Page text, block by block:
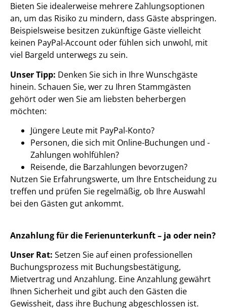
Bieten Sie idealerweise mehrere Zahlungsoptionen
an, um das Risiko zu mindern, dass Gäste abspringen.
Beispielsweise besitzen zukünftige Gäste vielleicht
keinen PayPal-Account oder fühlen sich unwohl, mit
viel Bargeld unterwegs zu sein.
Unser Tipp: Denken Sie sich in Ihre Wunschgäste
hinein. Schauen Sie, wer zu Ihren Stammgästen
gehört oder wen Sie am liebsten beherbergen
möchten:
Jüngere Leute mit PayPal-Konto?
Personen, die sich mit Online-Buchungen und -
Zahlungen wohlfühlen?
Reisende, die Barzahlungen bevorzugen?
Nutzen Sie Erfahrungswerte, um Ihre Entscheidung zu
treffen und prüfen Sie regelmäßig, ob Ihre Auswahl
bei den Gästen gut ankommt.
Anzahlung für die Ferienunterkunft – ja oder nein?
Unser Rat: Setzen Sie auf einen professionellen
Buchungsprozess mit Buchungsbestätigung,
Mietvertrag und Anzahlung. Eine Anzahlung gewährt
Ihnen Sicherheit und gibt auch den Gästen die
Gewissheit, dass ihre Buchung abgeschlossen ist.